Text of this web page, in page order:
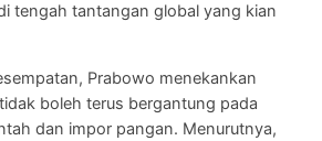
tengah tantangan global yang kian
Prabowo menekankan
boleh terus bergantung pada
dan impor pangan. Menurutnya,